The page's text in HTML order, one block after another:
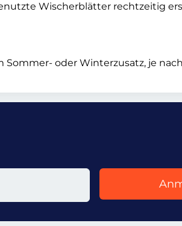
Wischerblätter rechtzeitig
oder Winterzusatz, je